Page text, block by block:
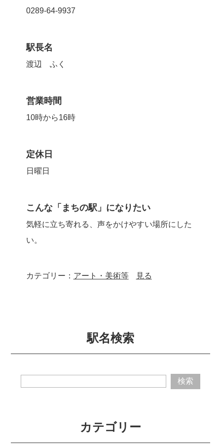
0289-64-9937
駅長名
渡辺 ふく
営業時間
10時から16時
定休日
日曜日
こんな「まちの駅」になりたい
気軽に立ち寄れる、声をかけやすい場所にした
い。
カテゴリー： アート・美術等 見る
駅名検索
カテゴリー